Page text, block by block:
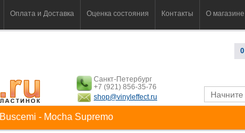
Оплата и Доставка Оценка состояния Контакты О магазине
0
Санкт-Петербург
+7 (921) 856-35-76
shop@vinyleffect.ru
Buscemi - Mocha Supremo